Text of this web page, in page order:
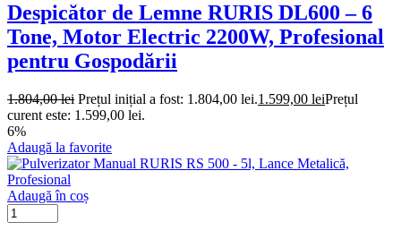
Despicător de Lemne RURIS DL600 – 6
Tone, Motor Electric 2200W, Profesional
pentru Gospodării
1.804,00lei Prețul inițial a fost: 1.804,00 lei.1.599,00 leiPrețul
curent este: 1.599,00 lei.
6%
Adaugă la favorite
Adaugă în coș